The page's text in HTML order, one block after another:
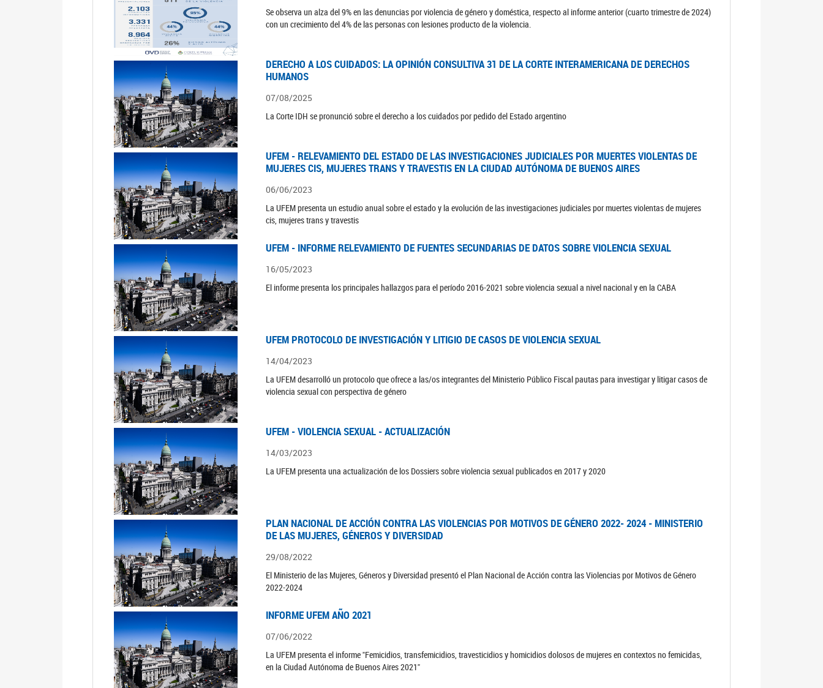
Se observa un alza del 9% en las denuncias por violencia de género y doméstica, respecto al informe anterior (cuarto trimestre de 2024)
con un crecimiento del 4% de las personas con lesiones producto de la violencia.
DERECHO A LOS CUIDADOS: LA OPINIÓN CONSULTIVA 31 DE LA CORTE INTERAMERICANA DE DERECHOS
HUMANOS
07/08/2025
La Corte IDH se pronunció sobre el derecho a los cuidados por pedido del Estado argentino
UFEM - RELEVAMIENTO DEL ESTADO DE LAS INVESTIGACIONES JUDICIALES POR MUERTES VIOLENTAS DE
MUJERES CIS, MUJERES TRANS Y TRAVESTIS EN LA CIUDAD AUTÓNOMA DE BUENOS AIRES
06/06/2023
La UFEM presenta un estudio anual sobre el estado y la evolución de las investigaciones judiciales por muertes violentas de mujeres
cis, mujeres trans y travestis
UFEM - INFORME RELEVAMIENTO DE FUENTES SECUNDARIAS DE DATOS SOBRE VIOLENCIA SEXUAL
16/05/2023
El informe presenta los principales hallazgos para el período 2016-2021 sobre violencia sexual a nivel nacional y en la CABA
UFEM PROTOCOLO DE INVESTIGACIÓN Y LITIGIO DE CASOS DE VIOLENCIA SEXUAL
14/04/2023
La UFEM desarrolló un protocolo que ofrece a las/os integrantes del Ministerio Público Fiscal pautas para investigar y litigar casos de
violencia sexual con perspectiva de género
UFEM - VIOLENCIA SEXUAL - ACTUALIZACIÓN
14/03/2023
La UFEM presenta una actualización de los Dossiers sobre violencia sexual publicados en 2017 y 2020
PLAN NACIONAL DE ACCIÓN CONTRA LAS VIOLENCIAS POR MOTIVOS DE GÉNERO 2022- 2024 - MINISTERIO
DE LAS MUJERES, GÉNEROS Y DIVERSIDAD
29/08/2022
El Ministerio de las Mujeres, Géneros y Diversidad presentó el Plan Nacional de Acción contra las Violencias por Motivos de Género
2022-2024
INFORME UFEM AÑO 2021
07/06/2022
La UFEM presenta el informe "Femicidios, transfemicidios, travesticidios y homicidios dolosos de mujeres en contextos no femicidas,
en la Ciudad Autónoma de Buenos Aires 2021"